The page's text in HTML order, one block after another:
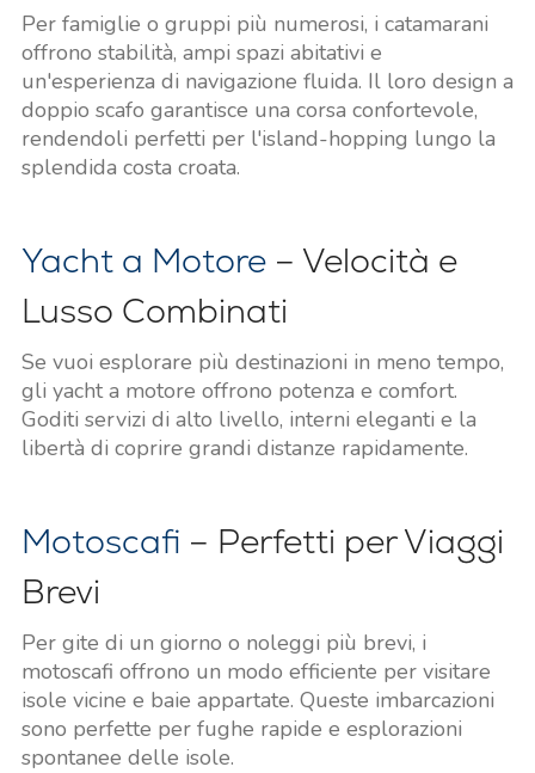
Per famiglie o gruppi più numerosi, i catamarani
offrono stabilità, ampi spazi abitativi e
un'esperienza di navigazione fluida. Il loro design a
doppio scafo garantisce una corsa confortevole,
rendendoli perfetti per l'island-hopping lungo la
splendida costa croata.
Yacht a Motore– Velocità e
Lusso Combinati
Se vuoi esplorare più destinazioni in meno tempo,
gli yacht a motore offrono potenza e comfort.
Goditi servizi di alto livello, interni eleganti e la
libertà di coprire grandi distanze rapidamente.
Motoscafi – Perfetti per Viaggi
Brevi
Per gite di un giorno o noleggi più brevi, i
motoscafi offrono un modo efficiente per visitare
isole vicine e baie appartate. Queste imbarcazioni
sono perfette per fughe rapide e esplorazioni
spontanee delle isole.